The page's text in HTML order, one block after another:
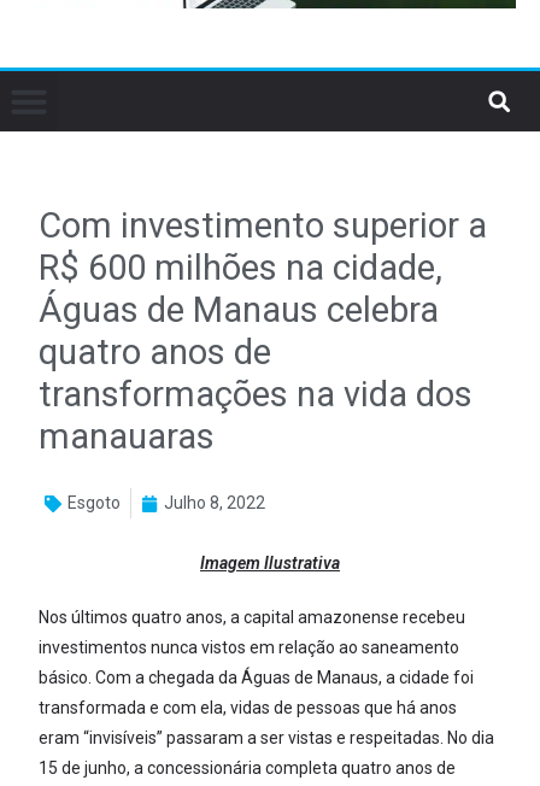
Com investimento superior a
R$ 600 milhões na cidade,
Águas de Manaus celebra
quatro anos de
transformações na vida dos
manauaras
Esgoto Julho 8, 2022
Imagem Ilustrativa
Nos últimos quatro anos, a capital amazonense recebeu
investimentos nunca vistos em relação ao saneamento
básico. Com a chegada da Águas de Manaus, a cidade foi
transformada e com ela, vidas de pessoas que há anos
eram “invisíveis” passaram a ser vistas e respeitadas. No dia
15 de junho, a concessionária completa quatro anos de